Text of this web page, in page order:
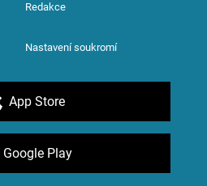
Redakce
Nastavení soukromí
App Store
Google Play